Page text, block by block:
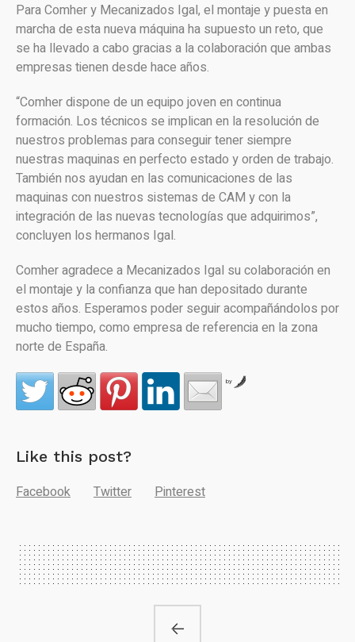
Para Comher y Mecanizados Igal, el montaje y puesta en
marcha de esta nueva máquina ha supuesto un reto, que
se ha llevado a cabo gracias a la colaboración que ambas
empresas tienen desde hace años.
“Comher dispone de un equipo joven en continua
formación. Los técnicos se implican en la resolución de
nuestros problemas para conseguir tener siempre
nuestras maquinas en perfecto estado y orden de trabajo.
También nos ayudan en las comunicaciones de las
maquinas con nuestros sistemas de CAM y con la
integración de las nuevas tecnologías que adquirimos”,
concluyen los hermanos Igal.
Comher agradece a Mecanizados Igal su colaboración en
el montaje y la confianza que han depositado durante
estos años. Esperamos poder seguir acompañándolos por
mucho tiempo, como empresa de referencia en la zona
norte de España.
by
Like this post?
Facebook
Twitter Pinterest